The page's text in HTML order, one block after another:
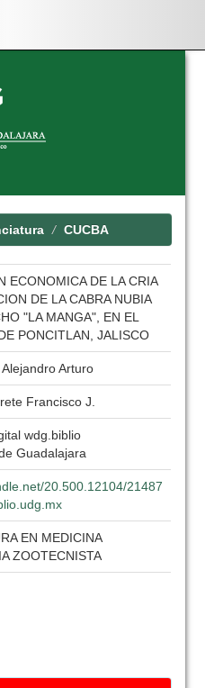
CUCBA
ECONOMICA DE LA CRIA
DE LA CABRA NUBIA
"LA MANGA", EN EL
PONCITLAN, JALISCO
Arturo
Francisco J.
wdg.biblio
Guadalajara
20.500.12104/21487
EN MEDICINA
ZOOTECNISTA